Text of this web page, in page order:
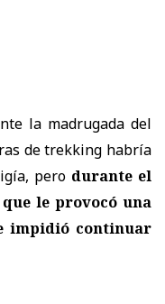
la madrugada del
de trekking habría
pero durante el
le provocó una
impidió continuar